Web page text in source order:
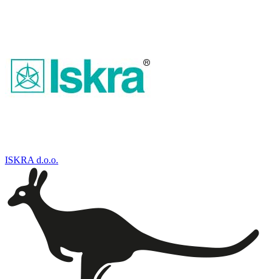
ISKRA d.o.o.